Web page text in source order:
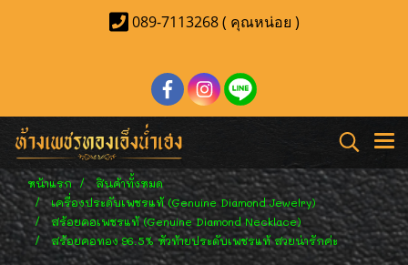
089-7113268 ( คุณหน่อย )
หน้าแรก
สินค้าทั้งหมด
เครื่องประดับเพชรแท้ (Genuine Diamond Jewelry)
สร้อยคอเพชรแท้ (Genuine Diamond Necklace)
สร้อยคอทอง 96.5% หัวท้ายประดับเพชรแท้ สวยน่ารักค่ะ